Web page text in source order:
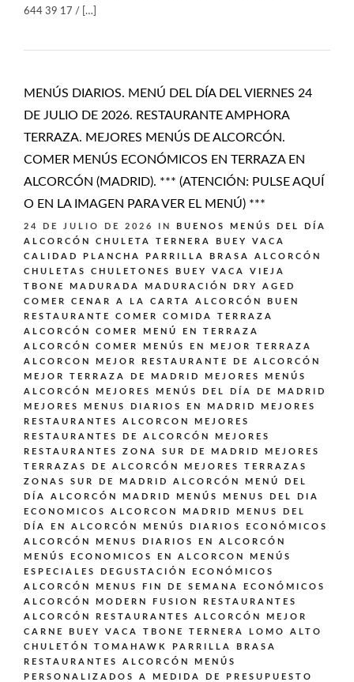
644 39 17 / […]
MENÚS DIARIOS. MENÚ DEL DÍA DEL VIERNES 24
DE JULIO DE 2026. RESTAURANTE AMPHORA
TERRAZA. MEJORES MENÚS DE ALCORCÓN.
COMER MENÚS ECONÓMICOS EN TERRAZA EN
ALCORCÓN (MADRID). *** (ATENCIÓN: PULSE AQUÍ
O EN LA IMAGEN PARA VER EL MENÚ) ***
24 DE JULIO DE 2026 IN
BUENOS MENÚS DEL DÍA
ALCORCÓN
CHULETA TERNERA BUEY VACA
CALIDAD PLANCHA PARRILLA BRASA ALCORCÓN
CHULETAS CHULETONES BUEY VACA VIEJA
TBONE MADURADA MADURACIÓN DRY AGED
COMER CENAR A LA CARTA ALCORCÓN BUEN
RESTAURANTE
COMER COMIDA TERRAZA
ALCORCÓN
COMER MENÚ EN TERRAZA
ALCORCÓN
COMER MENÚS EN MEJOR TERRAZA
ALCORCON
MEJOR RESTAURANTE DE ALCORCÓN
MEJOR TERRAZA DE MADRID
MEJORES MENÚS
ALCORCÓN
MEJORES MENÚS DEL DÍA DE MADRID
MEJORES MENUS DIARIOS EN MADRID
MEJORES
RESTAURANTES ALCORCON
MEJORES
RESTAURANTES DE ALCORCÓN
MEJORES
RESTAURANTES ZONA SUR DE MADRID
MEJORES
TERRAZAS DE ALCORCÓN
MEJORES TERRAZAS
ZONAS SUR DE MADRID ALCORCÓN
MENÚ DEL
DÍA ALCORCÓN MADRID
MENÚS
MENUS DEL DIA
ECONOMICOS ALCORCON MADRID
MENUS DEL
DÍA EN ALCORCÓN
MENÚS DIARIOS ECONÓMICOS
ALCORCÓN
MENUS DIARIOS EN ALCORCÓN
MENÚS ECONOMICOS EN ALCORCON
MENÚS
ESPECIALES DEGUSTACIÓN ECONÓMICOS
ALCORCÓN
MENUS FIN DE SEMANA ECONÓMICOS
ALCORCÓN
MODERN FUSION
RESTAURANTES
ALCORCÓN
RESTAURANTES ALCORCÓN MEJOR
CARNE BUEY VACA TBONE TERNERA LOMO ALTO
CHULETÓN TOMAHAWK PARRILLA BRASA
RESTAURANTES ALCORCÓN MENÚS
PERSONALIZADOS A MEDIDA DE PRESUPUESTO